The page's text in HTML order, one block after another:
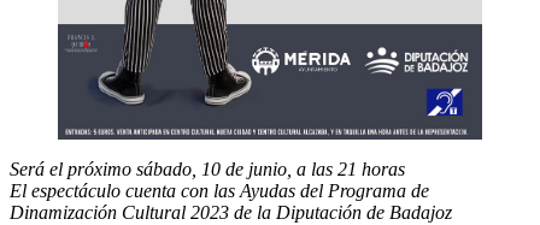
Será el próximo sábado, 10 de junio, a las 21 horas
El espectáculo cuenta con las Ayudas del Programa de
Dinamización Cultural 2023 de la Diputación de Badajoz